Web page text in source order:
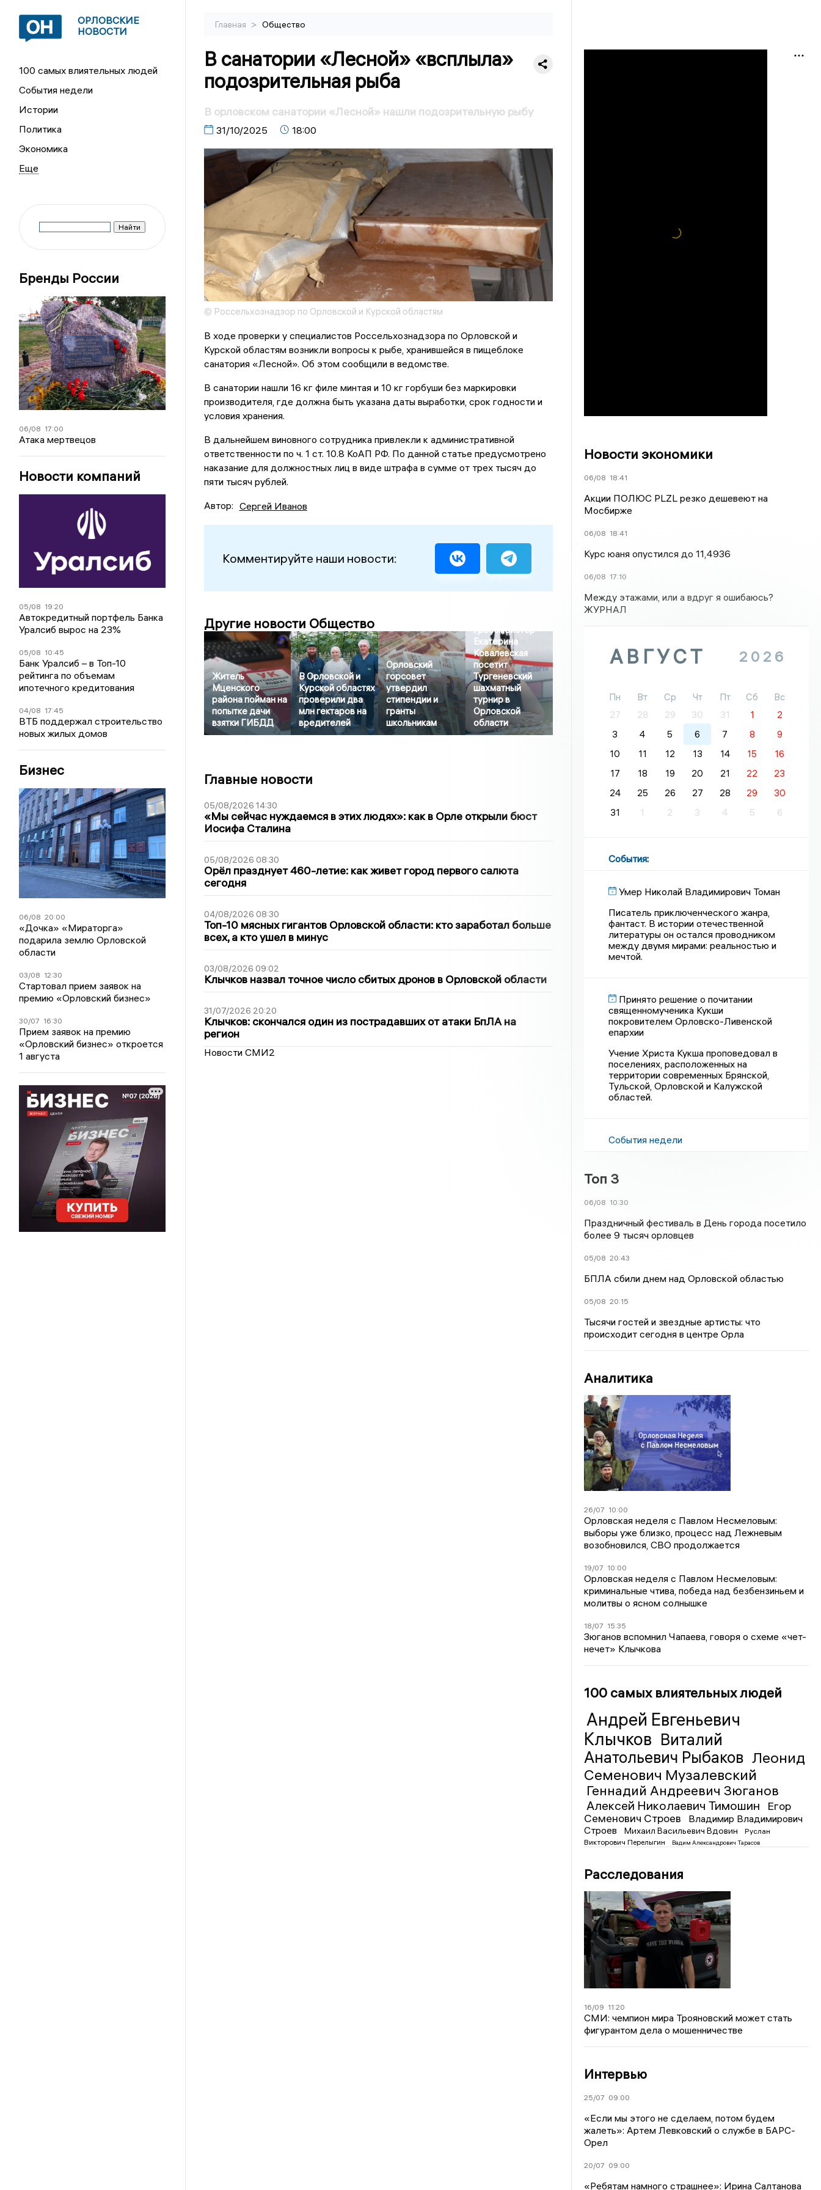
ОРЛОВСКИЕ
НОВОСТИ
100 самых влиятельных людей
События недели
Истории
Политика
Экономика
Бренды России
06/08 17:00
Атака мертвецов
Новости компаний
05/08 19:20
Автокредитный портфель Банка
Уралсиб вырос на 23%
05/08 10:45
Банк Уралсиб – в Топ-10
рейтинга по объемам
ипотечного кредитования
04/08 17:45
ВТБ поддержал строительство
новых жилых домов
Бизнес
06/08 20:00
«Дочка» «Мираторга»
подарила землю Орловской
области
03/08 12:30
Стартовал прием заявок на
премию «Орловский бизнес»
30/07 16:30
Прием заявок на премию
«Орловский бизнес» откроется
1 августа
Главная > Общество
В санатории «Лесной» «всплыла»
подозрительная рыба
В орловском санатории «Лесной» нашли подозрительную рыбу
31/10/2025 18:00
© Россельхознадзор по Орловской и Курской областям
В ходе проверки у специалистов Россельхознадзора по Орловской и
Курской областям возникли вопросы к рыбе, хранившейся в пищеблоке
санатория «Лесной». Об этом сообщили в ведомстве.
В санатории нашли 16 кг филе минтая и 10 кг горбуши без маркировки
производителя, где должна быть указана даты выработки, срок годности и
условия хранения.
В дальнейшем виновного сотрудника привлекли к административной
ответственности по ч. 1 ст. 10.8 КоАП РФ. По данной статье предусмотрено
наказание для должностных лиц в виде штрафа в сумме от трех тысяч до
пяти тысяч рублей.
Автор: Сергей Иванов
Комментируйте наши новости:
Другие новости Общество
Житель
Мценского
района пойман на
попытке дачи
взятки ГИБДД
В Орловской и
Курской областях
проверили два
млн гектаров на
вредителей
Орловский
горсовет
утвердил
стипендии и
гранты
школьникам
Гроссмейстер
Екатерина
Ковалевская
посетит
Тургеневский
шахматный
турнир в
Орловской
области
Главные новости
05/08/2026 14:30
«Мы сейчас нуждаемся в этих людях»: как в Орле открыли бюст
Иосифа Сталина
05/08/2026 08:30
Орёл празднует 460-летие: как живет город первого салюта
сегодня
04/08/2026 08:30
Топ-10 мясных гигантов Орловской области: кто заработал больше
всех, а кто ушел в минус
03/08/2026 09:02
Клычков назвал точное число сбитых дронов в Орловской области
31/07/2026 20:20
Клычков: скончался один из пострадавших от атаки БпЛА на
регион
Новости СМИ2
Новости экономики
06/08 18:41
Акции ПОЛЮС PLZL резко дешевеют на
Мосбирже
06/08 18:41
Курс юаня опустился до 11,4936
06/08 17:10
Между этажами, или а вдруг я ошибаюсь?
ЖУРНАЛ
АВГУСТ 2026
Пн Вт Ср Чт Пт Сб
Вс
27
28 29 30 31 1
2
3
4 5 6 7 8
9
10
11 12 13 14 15
16
17
18 19 20 21 22
23
24
25 26 27 28 29
30
31
1 2 3 4 5 6
События:
Умер Николай Владимирович Томан
Писатель приключенческого жанра,
фантаст. В истории отечественной
литературы он остался проводником
между двумя мирами: реальностью и
мечтой.
Принято решение о почитании
священномученика Кукши
покровителем Орловско-Ливенской
епархии
Учение Христа Кукша проповедовал в
поселениях, расположенных на
территории современных Брянской,
Тульской, Орловской и Калужской
областей.
События недели
Топ 3
06/08 10:30
Праздничный фестиваль в День города посетило
более 9 тысяч орловцев
05/08 20:43
БПЛА сбили днем над Орловской областью
05/08 20:15
Тысячи гостей и звездные артисты: что
происходит сегодня в центре Орла
Аналитика
26/07 10:00
Орловская неделя с Павлом Несмеловым:
выборы уже близко, процесс над Лежневым
возобновился, СВО продолжается
19/07 10:00
Орловская неделя с Павлом Несмеловым:
криминальные чтива, победа над безбензиньем и
молитвы о ясном солнышке
18/07 15:35
Зюганов вспомнил Чапаева, говоря о схеме «чет-
нечет» Клычкова
100 самых влиятельных людей
Андрей Евгеньевич
Клычков Виталий
Анатольевич Рыбаков Леонид
Семенович Музалевский
Геннадий Андреевич Зюганов
Алексей Николаевич Тимошин
Егор
Семенович Строев
Владимир Владимирович
Строев
Михаил Васильевич Вдовин
Руслан
Викторович Перелыгин
Вадим Александрович Тарасов
Расследования
16/09 11:20
СМИ: чемпион мира Трояновский может стать
фигурантом дела о мошенничестве
Интервью
25/07 09:00
«Если мы этого не сделаем, потом будем
жалеть»: Артем Левковский о службе в БАРС-
Орел
20/07 09:00
«Ребятам намного страшнее»: Ирина Салтанова